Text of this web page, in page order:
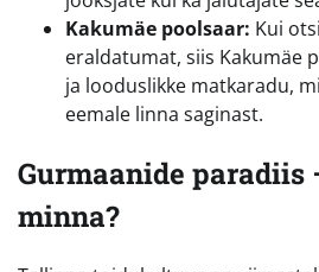
Kakumäe poolsaar: Kui
eraldatumat, siis Kakumäe
ja looduslikke matkaradu,
eemale linna saginast.
Gurmaanide paradiis
minna?